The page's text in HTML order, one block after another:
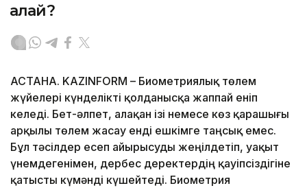
қалай?
АСТАНА. KAZINFORM – Биометриялық төлем
жүйелері күнделікті қолданысқа жаппай еніп
келеді. Бет-әлпет, алақан ізі немесе көз қарашығы
арқылы төлем жасау енді ешкімге таңсық емес.
Бұл тәсілдер есеп айырысуды жеңілдетіп, уақыт
үнемдегенімен, дербес деректердің қауіпсіздігіне
қатысты күмәнді күшейтеді. Биометрия